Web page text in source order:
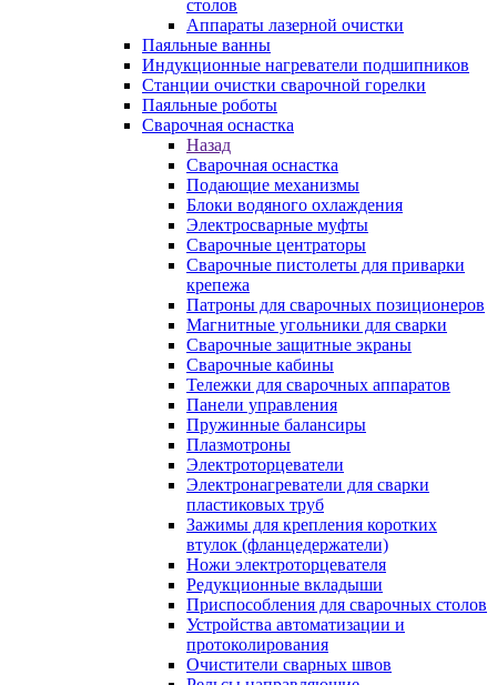
столов
Аппараты лазерной очистки
Паяльные ванны
Индукционные нагреватели подшипников
Станции очистки сварочной горелки
Паяльные роботы
Сварочная оснастка
Назад
Сварочная оснастка
Подающие механизмы
Блоки водяного охлаждения
Электросварные муфты
Сварочные центраторы
Сварочные пистолеты для приварки
крепежа
Патроны для сварочных позиционеров
Магнитные угольники для сварки
Сварочные защитные экраны
Сварочные кабины
Тележки для сварочных аппаратов
Панели управления
Пружинные балансиры
Плазмотроны
Электроторцеватели
Электронагреватели для сварки
пластиковых труб
Зажимы для крепления коротких
втулок (фланцедержатели)
Ножи электроторцевателя
Редукционные вкладыши
Приспособления для сварочных столов
Устройства автоматизации и
протоколирования
Очистители сварных швов